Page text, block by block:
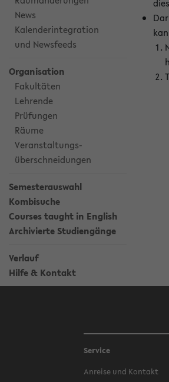
News
Kalenderintegration
und Newsfeeds
Organisation
Fakultäten
Lehrende
Prüfungen
Räume
Veranstaltungs-
überschneidungen
Semesterauswahl
Kombisuche
Courses taught in English
Archivierte Studiengänge
Verlauf
Hilfe & Kontakt
Service
Anreise und Kontakt